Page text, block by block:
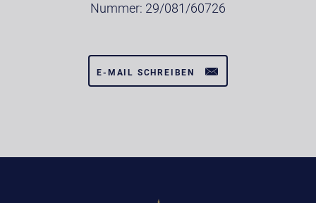
Nummer: 29/081/60726
E-MAIL SCHREIBEN